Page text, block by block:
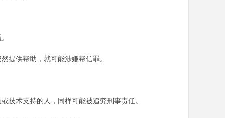
提供帮助，就可能涉嫌帮信罪。
技术支持的人，同样可能被追究刑事责任。